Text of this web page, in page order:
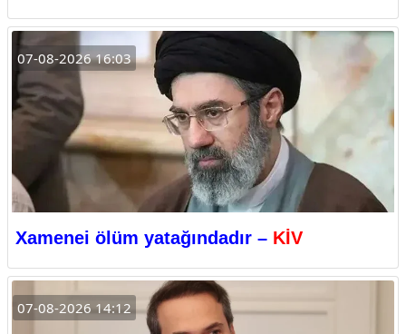
07-08-2026 16:03
Xamenei ölüm yatağındadır – KİV
07-08-2026 14:12